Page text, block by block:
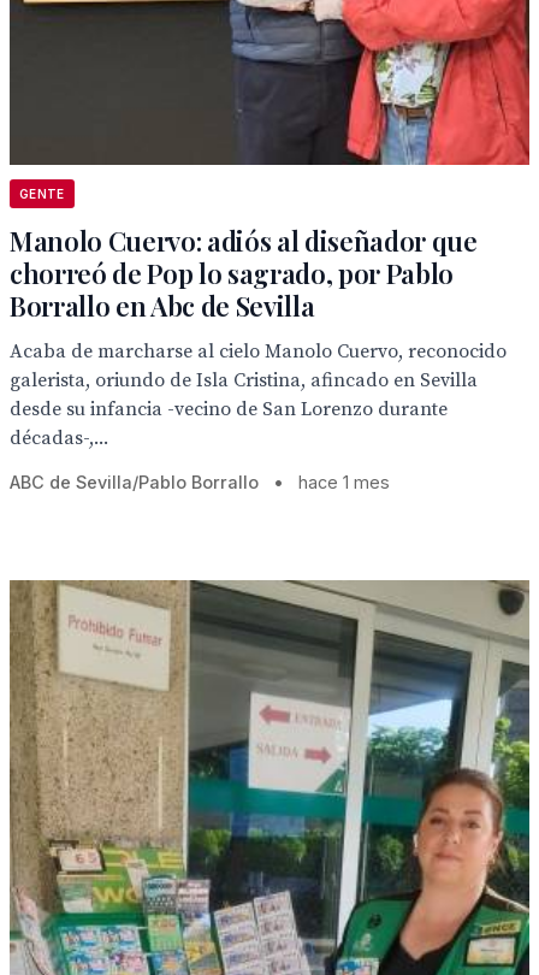
GENTE
Manolo Cuervo: adiós al diseñador que
chorreó de Pop lo sagrado, por Pablo
Borrallo en Abc de Sevilla
Acaba de marcharse al cielo Manolo Cuervo, reconocido
galerista, oriundo de Isla Cristina, afincado en Sevilla
desde su infancia -vecino de San Lorenzo durante
décadas-,...
ABC de Sevilla/Pablo Borrallo • hace 1 mes